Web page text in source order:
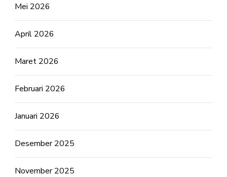
Mei 2026
April 2026
Maret 2026
Februari 2026
Januari 2026
Desember 2025
November 2025